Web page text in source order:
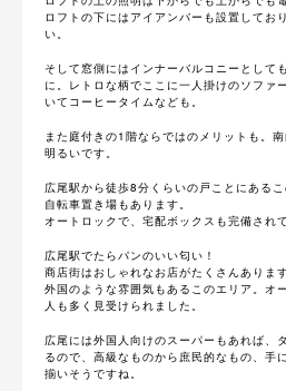
ロフトの下にはアイアンバーも設置してお
い。
そして窓側にはインナーバルコニーとして
に。レトロな柄でここに一人掛けのソファ
いてコーヒータイムなども。
また庭付きの1階ならではのメリットも。
明るいです。
広尾駅から徒歩8分くらいの戸ことにあるこ
自転車置き場もあります。
オートロックで、宅配ボックスも完備され
広尾駅でたらパンのいい匂い！
商店街はおしゃれなお店がたくさんあります
外国のような雰囲気もあるこのエリア。オ
人も多く見受けられました。
広尾には外国人向けのスーパーもあれば、
るので、高級なものから庶民的なもの、手
揃いそうですね。